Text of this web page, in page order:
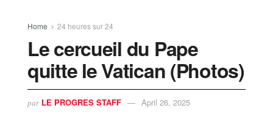
Home 24 heures sur 24
Le cercueil du Pape
quitte le Vatican (Photos)
par LE PROGRES STAFF April 26, 2025